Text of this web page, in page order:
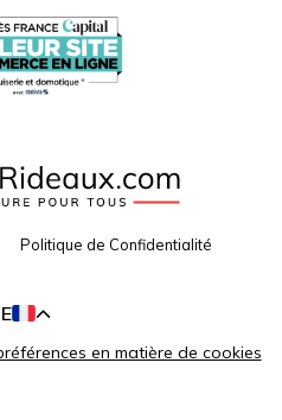
Politique de Confidentialité
en matière de cookies